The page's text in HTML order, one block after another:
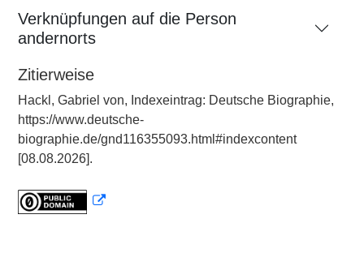
Verknüpfungen auf die Person
andernorts
Zitierweise
Hackl, Gabriel von, Indexeintrag: Deutsche Biographie,
https://www.deutsche-
biographie.de/gnd116355093.html#indexcontent
[08.08.2026].